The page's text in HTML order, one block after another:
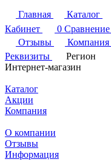
Главная Каталог
Кабинет
0 Сравнение
Отзывы
Компания
Реквизиты
Регион
Интернет-магазин
Каталог
Акции
Компания
О компании
Отзывы
Информация